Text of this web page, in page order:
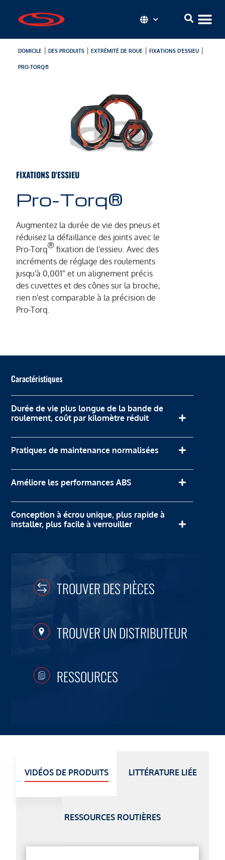
DOMICILE | DES PRODUITS| EXTRÉMITÉ DE ROUE | FIXATIONS D'ESSIEU|
PRO-TORQ®
FIXATIONS D'ESSIEU
Pro-Torq®
Augmentez la durée de vie des pneus et
réduisez la défaillance des joints avec le
Pro-Torq® fixation de l'essieu. Avec des
incréments de réglage des roulements
jusqu'à 0,001″ et un alignement précis
des cuvettes et des cônes sur la broche,
rien n'est comparable à la précision de
Pro-Torq.
Caractéristiques
Durée de vie plus longue de la bande de
roulement, coût par kilomètre réduit
Pratiques de maintenance normalisées
Améliore les performances ABS
Conception à écrou unique, plus rapide à
installer, plus facile à verrouiller
TROUVER DES PIÈCES
TROUVER UN DISTRIBUTEUR
RESSOURCES
VIDÉOS DE PRODUITS LITTÉRATURE LIÉE
RESSOURCES ROUTIÈRES